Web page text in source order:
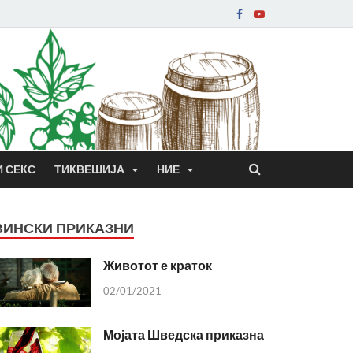
СЕКС ТИКВЕШИЈА НИЕ
ПРИКАЗНИ
Животот е краток
02/01/2021
Мојата Шведска приказна